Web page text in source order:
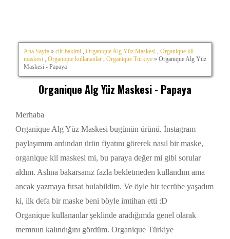
Ana Sayfa » cilt-bakimi Organique Alg Yüz Maskesi
Organique kil
maskesi
Organique kullananlar Organique Türkiye » Organique Alg Yüz
Maskesi - Papaya
Organique Alg Yüz Maskesi - Papaya
Merhaba
Organique Alg Yüz Maskesi bugünün ürünü. İnstagram
paylaşımım ardından ürün fiyatını görerek nasıl bir maske,
organique kil maskesi mi, bu paraya değer mi gibi sorular
aldım. Aslına bakarsanız fazla bekletmeden kullandım ama
ancak yazmaya fırsat bulabildim. Ve öyle bir tecrübe yaşadım
ki, ilk defa bir maske beni böyle imtihan etti :D
Organique kullananlar şeklinde aradığımda genel olarak
memnun kalındığını gördüm. Organique Türkiye